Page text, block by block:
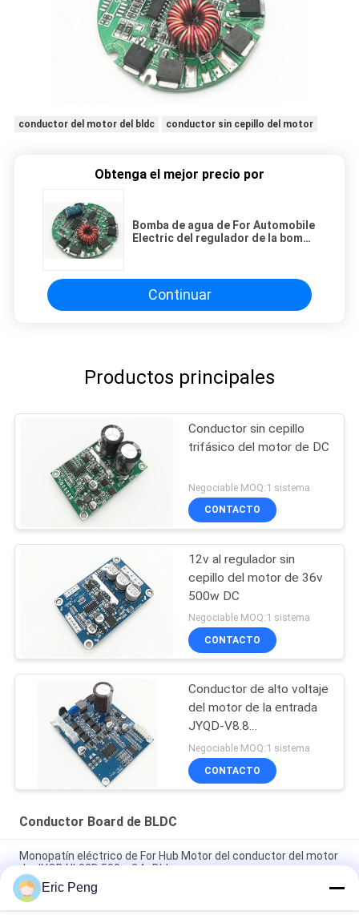
conductor del motor del bldc conductor sin cepillo del motor
Obtenga el mejor precio por
Bomba de agua de For Automobile
Electric del regulador de la bomba
Continuar
Productos principales
Conductor sin cepillo
trifásico del motor de DC
Negociable MOQ:1 sistema
CONTACTO
12v al regulador sin
cepillo del motor de 36v
500w DC
Negociable MOQ:1 sistema
CONTACTO
Conductor de alto voltaje
del motor de la entrada
JYQD-V8.8
110VAC/22VAC BLDC
Negociable MOQ:1 sistema
CONTACTO
Conductor Board de BLDC
Monopatín eléctrico de For Hub Motor del conductor del motor
de JYQD YL02D 500w 24v Bldc
Regulador sin cepillo Pwm del motor del sensor 110V 220V
Eric Peng